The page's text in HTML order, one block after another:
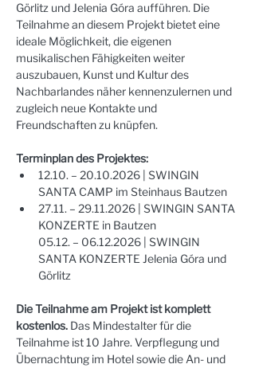
Görlitz und Jelenia Góra aufführen. Die
Teilnahme an diesem Projekt bietet eine
ideale Möglichkeit, die eigenen
musikalischen Fähigkeiten weiter
auszubauen, Kunst und Kultur des
Nachbarlandes näher kennenzulernen und
zugleich neue Kontakte und
Freundschaften zu knüpfen.
Terminplan des Projektes:
12.10. – 20.10.2026 | SWINGIN
SANTA CAMP im Steinhaus Bautzen
27.11. – 29.11.2026 | SWINGIN SANTA
KONZERTE in Bautzen
05.12. – 06.12.2026 | SWINGIN
SANTA KONZERTE Jelenia Góra und
Görlitz
Die Teilnahme am Projekt ist komplett
kostenlos. Das Mindestalter für die
Teilnahme ist 10 Jahre. Verpflegung und
Übernachtung im Hotel sowie die An- und